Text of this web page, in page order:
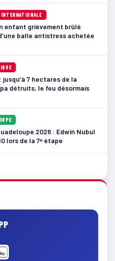
INTERNATIONALE
enfant grièvement brûlé
balle antistress achetée
jusqu’à 7 hectares de la
détruits, le feu désormais
2026 : Edwin Nubul
lors de la 7ᵉ étape